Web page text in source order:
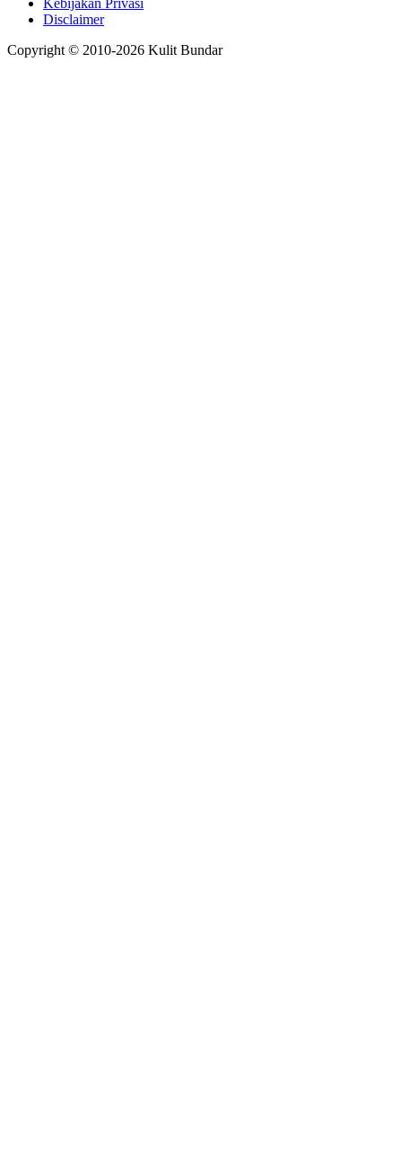
Kebijakan Privasi
Disclaimer
Copyright © 2010-2026 Kulit Bundar